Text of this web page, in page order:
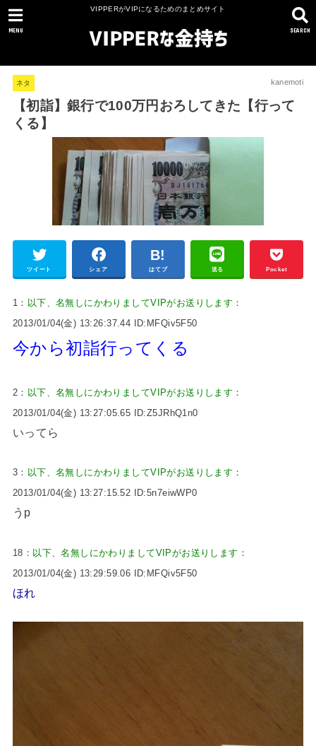
VIPPERがVIPになるためのまとめサイト
SEARCH
MENU
ネタ kanemoti
【初詣】銀行で100万円おろしてきた【行って
くる】
ツイート シェア はてブ 送る Pocket
1： 以下、名無しにかわりましてVIPがお送りします ：
2013/01/04(金) 13:26:37.44 ID:MFQiv5F50
今から初詣行ってくる
2： 以下、名無しにかわりましてVIPがお送りします ：
2013/01/04(金) 13:27:05.65 ID:Z5JRhQ1n0
いってら
3： 以下、名無しにかわりましてVIPがお送りします ：
2013/01/04(金) 13:27:15.52 ID:5n7eiwWP0
うp
18： 以下、名無しにかわりましてVIPがお送りします ：
2013/01/04(金) 13:29:59.06 ID:MFQiv5F50
ほれ